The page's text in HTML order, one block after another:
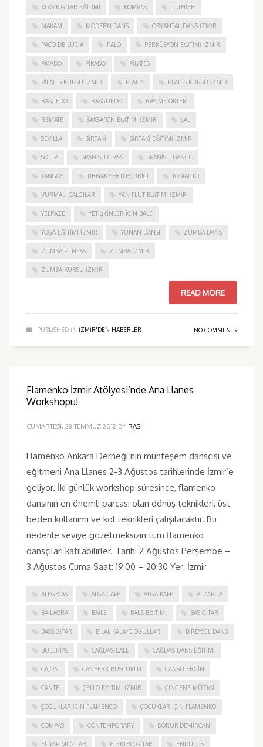
KLASIK GITAR EĞITIMI KOMPAS LUTHIER
MAKAM MODERN DANS ORYANTAL DANS İZMIR
PACO DE LUCIA PALO PERKÜSYON EĞITIMI İZMIR
PICADO PIKADO PILATES
PILATES KURSU İZMIR PLATES PLATES KURSU İZMIR
RASGEDO RASGUEDO RASIME ÖKTEM
REMATE SAKSAFON EĞITIMI İZMIR ŞAL
SEVILLA SIRTAKI SIRTAKI EĞITIMI İZMIR
SOLEA SPANISH CLASS SPANISH DANCE
TANGOS TIRNAK SERTLEŞTIRICI TOMATITO
VURMALI ÇALGILAR YAN FLÜT EĞITIMI İZMIR
YELPAZE YETIŞKINLER IÇIN BALE
YOGA EĞITIMI İZMIR YUNAN DANSI ZUMBA DANS
ZUMBA FITNESS ZUMBA İZMIR
ZUMBA KURSU İZMIR
READ MORE
PUBLISHED IN IZMIR'DEN HABERLER NO COMMENTS
Flamenko İzmir Atölyesi’nde Ana Llanes
Workshopu!
CUMARTESI, 28 TEMMUZ 2012 BY RASI
Flamenko Ankara Derneği’nin muhteşem dansçısı ve
eğitmeni Ana Llanes 2-3 Ağustos tarihlerinde İzmir’e
geliyor. İki günlük workshop süresince, flamenko
dansının en önemli parçası olan dönüş teknikleri, üst
beden kullanımı ve kol teknikleri çalışılacaktır. Bu
nedenle seviye gözetmeksizin tüm flamenko
dansçıları katılabilirler. Tarih: 2 Ağustos Perşembe –
3 Ağustos Cuma Saat: 19:00 – 20:30 Yer: İzmir
ALEGRIAS ALGA CAFE ALGA KAFE ALZAPUA
BAILAORA BAILE BALE EĞITIMI BAS GITAR
BASS GITAR BILAL KALAYCIOĞULLARI BIREYSEL DANS
BULERIAS ÇAĞDAŞ BALE ÇAĞDAŞ DANS EĞITIMI
CAJON CANBERK RUSCUKLU CANSU ERGIN
CANTE ÇELLO EĞITIMI İZMIR ÇINGENE MÜZIĞI
ÇOCUKLAR IÇIN FLAMENCO ÇOCUKLAR IÇIN FLAMENKO
COMPAS CONTEMPORARY DORUK DEMIRCAN
EL YAPIMI GITAR ELEKTRO GITAR ENDÜLÜS